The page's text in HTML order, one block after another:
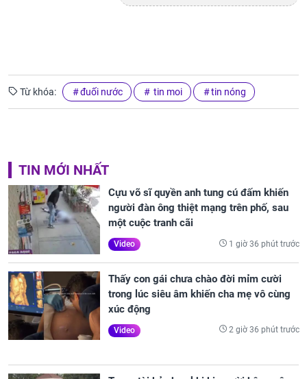
Từ khóa: đuối nước tin moi tin nóng
TIN MỚI NHẤT
Cựu võ sĩ quyền anh tung cú đấm khiến
người đàn ông thiệt mạng trên phố, sau
một cuộc tranh cãi
Video 1 giờ 36 phút trước
Thấy con gái chưa chào đời mỉm cười
trong lúc siêu âm khiến cha mẹ vô cùng
xúc động
Video 2 giờ 36 phút trước